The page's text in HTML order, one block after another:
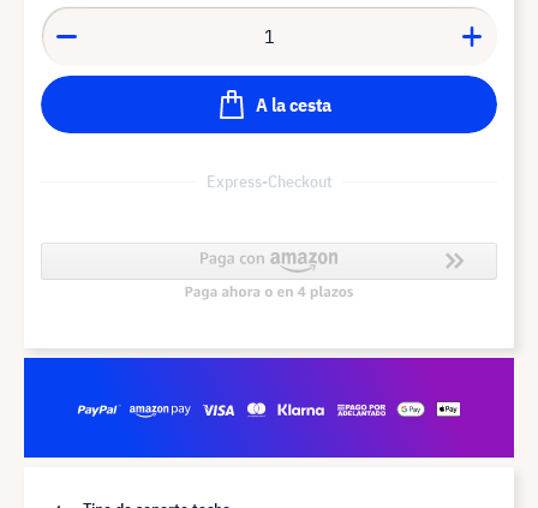
A la cesta
Express-Checkout